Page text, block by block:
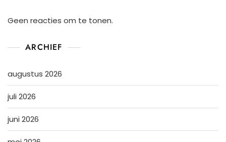
Geen reacties om te tonen.
ARCHIEF
augustus 2026
juli 2026
juni 2026